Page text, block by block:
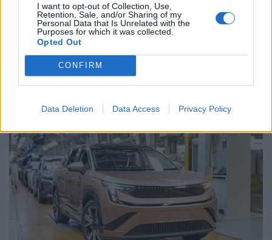
I want to opt-out of Collection, Use,
Retention, Sale, and/or Sharing of my
Personal Data that Is Unrelated with the
Purposes for which it was collected.
Opted Out
CONFIRM
Data Deletion Data Access Privacy Policy
Revuelto SV faz história no Hockenheimring
antes da estreia